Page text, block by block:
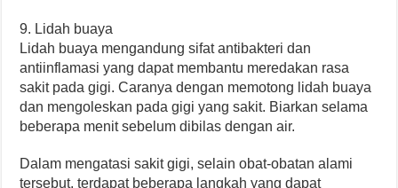
9. Lidah buaya
Lidah buaya mengandung sifat antibakteri dan
antiinflamasi yang dapat membantu meredakan rasa
sakit pada gigi. Caranya dengan memotong lidah buaya
dan mengoleskan pada gigi yang sakit. Biarkan selama
beberapa menit sebelum dibilas dengan air.
Dalam mengatasi sakit gigi, selain obat-obatan alami
tersebut, terdapat beberapa langkah yang dapat